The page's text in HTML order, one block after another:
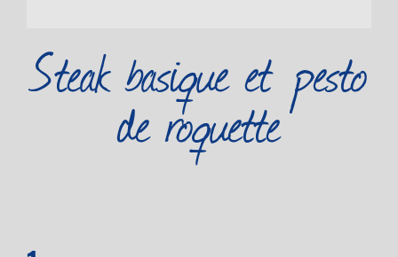
Steak basique et pesto
de roquette